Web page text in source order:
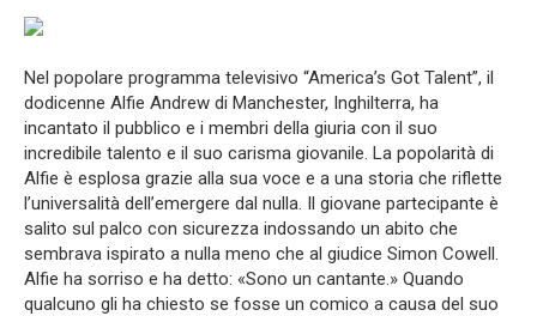
Nel popolare programma televisivo “America’s Got Talent”, il
dodicenne Alfie Andrew di Manchester, Inghilterra, ha
incantato il pubblico e i membri della giuria con il suo
incredibile talento e il suo carisma giovanile. La popolarità di
Alfie è esplosa grazie alla sua voce e a una storia che riflette
l’universalità dell’emergere dal nulla. Il giovane partecipante è
salito sul palco con sicurezza indossando un abito che
sembrava ispirato a nulla meno che al giudice Simon Cowell.
Alfie ha sorriso e ha detto: «Sono un cantante.» Quando
qualcuno gli ha chiesto se fosse un comico a causa del suo